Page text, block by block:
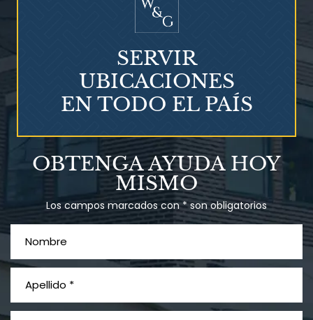
Talco en polvo
Ovary cancer
OBTENGA AYUDA HOY
MISMO
Los campos marcados con * son obligatorios
SERVIR
UBICACIONES
EN TODO EL PAÍS